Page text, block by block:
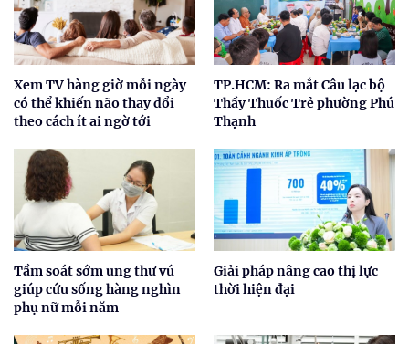
Xem TV hàng giờ mỗi ngày
có thể khiến não thay đổi
theo cách ít ai ngờ tới
TP.HCM: Ra mắt Câu lạc bộ
Thầy Thuốc Trẻ phường Phú
Thạnh
Tầm soát sớm ung thư vú
giúp cứu sống hàng nghìn
phụ nữ mỗi năm
Giải pháp nâng cao thị lực
thời hiện đại